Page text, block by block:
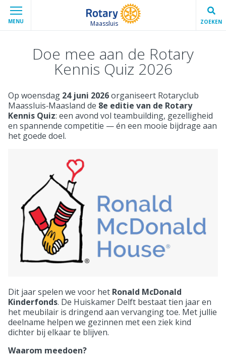
MENU Maassluis ZOEKEN
Doe mee aan de Rotary
Kennis Quiz 2026
Op woensdag 24 juni 2026organiseert Rotaryclub
Maassluis‑Maasland de 8e editie van de Rotary
Kennis Quiz: een avond vol teambuilding, gezelligheid
en spannende competitie — én een mooie bijdrage aan
het goede doel.
Dit jaar spelen we voor het Ronald McDonald
Kinderfonds. De Huiskamer Delft bestaat tien jaar en
het meubilair is dringend aan vervanging toe. Met jullie
deelname helpen we gezinnen met een ziek kind
dichter bij elkaar te blijven.
Waarom meedoen?